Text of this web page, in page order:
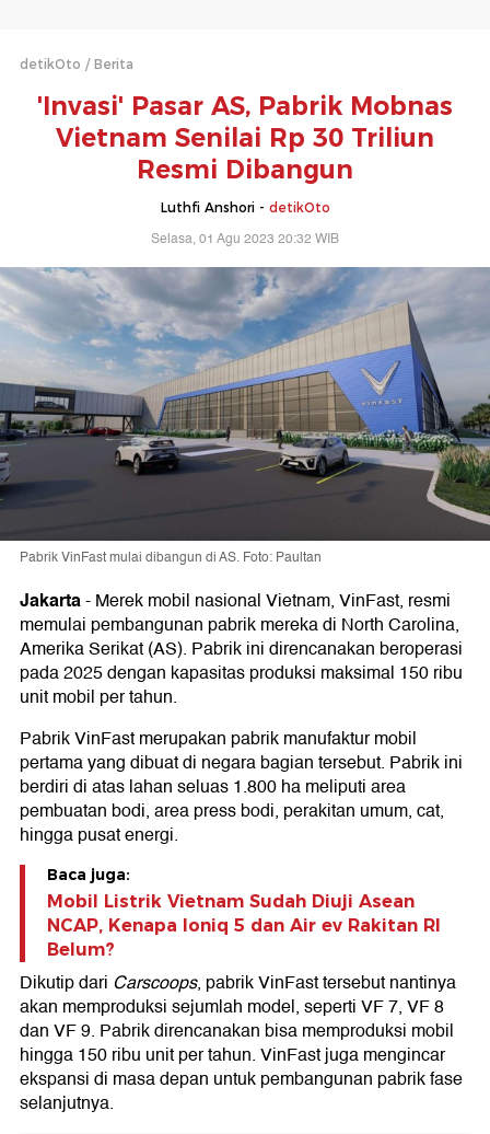
detikOto Berita
'Invasi' Pasar AS, Pabrik Mobnas
Vietnam Senilai Rp 30 Triliun
Resmi Dibangun
Luthfi Anshori - detikOto
Selasa, 01 Agu 2023 20:32 WIB
Pabrik VinFast mulai dibangun di AS. Foto: Paultan
Jakarta-Merek mobil nasional Vietnam, VinFast, resmi
memulai pembangunan pabrik mereka di North Carolina,
Amerika Serikat (AS). Pabrik ini direncanakan beroperasi
pada 2025 dengan kapasitas produksi maksimal 150 ribu
unit mobil per tahun.
Pabrik VinFast merupakan pabrik manufaktur mobil
pertama yang dibuat di negara bagian tersebut. Pabrik ini
berdiri di atas lahan seluas 1.800 ha meliputi area
pembuatan bodi, area press bodi, perakitan umum, cat,
hingga pusat energi.
Baca juga:
Mobil Listrik Vietnam Sudah Diuji Asean
NCAP, Kenapa Ioniq 5 dan Air ev Rakitan RI
Belum?
Dikutip dari Carscoops, pabrik VinFast tersebut nantinya
akan memproduksi sejumlah model, seperti VF 7, VF 8
dan VF 9. Pabrik direncanakan bisa memproduksi mobil
hingga 150 ribu unit per tahun. VinFast juga mengincar
ekspansi di masa depan untuk pembangunan pabrik fase
selanjutnya.